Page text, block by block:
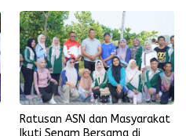
Ratusan ASN dan Masyarakat
Ikuti Senam Bersama di